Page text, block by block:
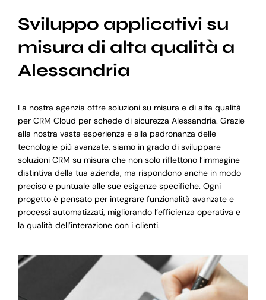
Sviluppo applicativi su
misura di alta qualità a
Alessandria
La nostra agenzia offre soluzioni su misura e di alta qualità
per CRM Cloud per schede di sicurezza Alessandria. Grazie
alla nostra vasta esperienza e alla padronanza delle
tecnologie più avanzate, siamo in grado di sviluppare
soluzioni CRM su misura che non solo riflettono l’immagine
distintiva della tua azienda, ma rispondono anche in modo
preciso e puntuale alle sue esigenze specifiche. Ogni
progetto è pensato per integrare funzionalità avanzate e
processi automatizzati, migliorando l’efficienza operativa e
la qualità dell’interazione con i clienti.